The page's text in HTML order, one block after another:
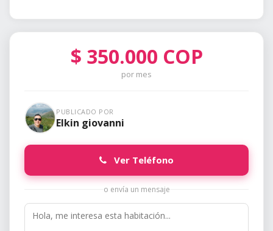
$ 350.000 COP
por mes
PUBLICADO POR
Elkin giovanni
Ver Teléfono
o envía un mensaje